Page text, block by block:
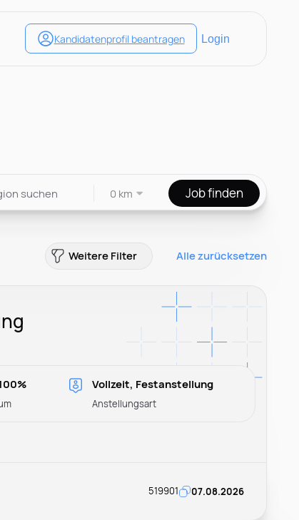
0 km Job finden
Weitere Filter Alle zurücksetzen
Vollzeit, Festanstellung
Anstellungsart
519901 07.08.2026